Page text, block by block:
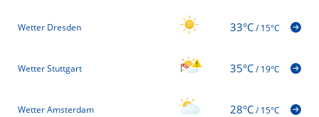
Wetter Dresden 33°C/15°C
Wetter Stuttgart 35°C/19°C
Wetter Amsterdam 28°C/15°C